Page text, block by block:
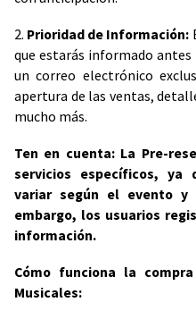
2. Prioridad de Información:
que estarás informado antes
un correo electrónico
apertura de las ventas,
mucho más.
Ten en cuenta: La Pre-
servicios específicos, ya
variar según el evento y
embargo, los usuarios
información.
Cómo funciona la
Musicales: